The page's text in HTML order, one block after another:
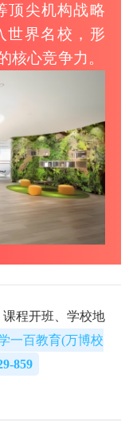
顶尖机构战略
世界名校，形
核心竞争力。
程开班、学校地
一百教育(万博校
859